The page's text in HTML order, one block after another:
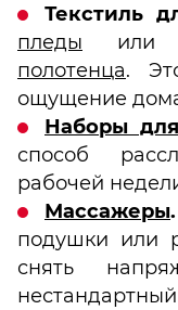
Текстиль
пледы или
полотенца.
ощущение
Наборы
способ
рабочей
Массажеры.
подушки или
снять